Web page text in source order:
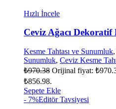
Hızlı İncele
Ceviz Ağacı Dekoratif
Kesme Tahtası ve Sunumluk,
Sunumluk, Ceviz Kesme
₺970.38 Orijinal fiyat:
₺856.98.
Sepete Ekle
- 7%Editör Tavsiyesi